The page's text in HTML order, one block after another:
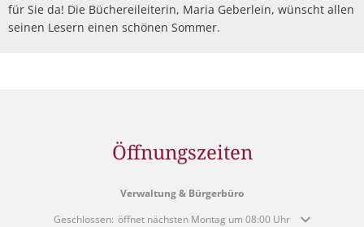
für Sie da! Die Büchereileiterin, Maria Geberlein, wünscht allen
seinen Lesern einen schönen Sommer.
Öffnungszeiten
Verwaltung & Bürgerbüro
Klicken, um weitere Öffnungs- oder Schließzeiten auszublenden
Geschlossen: öffnet nächsten Montag um 08:00 Uhr